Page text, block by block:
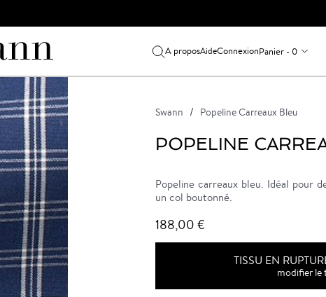
A proposAideConnexionPanier - 0
Swann Popeline Carreaux Bleu
POPELINE
Popeline carreaux bleu. Idéal pour
un col boutonné.
188,00 €
TISSU EN
modifier le